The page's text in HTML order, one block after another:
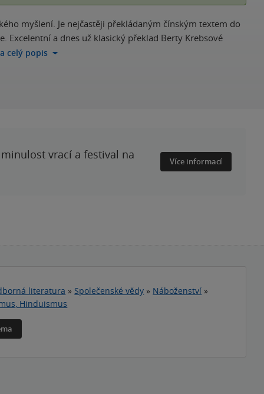
myšlení. Je nejčastěji překládaným čínským textem do
Excelentní a dnes už klasický překlad Berty Krebsové
celý popis
vrací a festival na Více informací
literatura » Společenské vědy » Náboženství »
Hinduismus